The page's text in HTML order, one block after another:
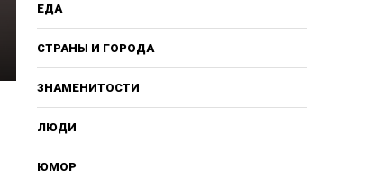
ЕДА
СТРАНЫ И ГОРОДА
ЗНАМЕНИТОСТИ
ЛЮДИ
ЮМОР